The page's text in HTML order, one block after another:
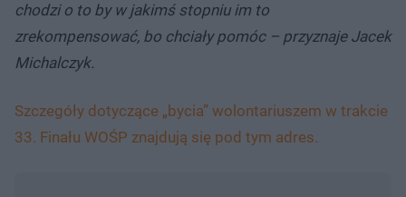
chodzi o to by w jakimś stopniu im to
zrekompensować, bo chciały pomóc – przyznaje Jacek
Michalczyk.
Szczegóły dotyczące „bycia” wolontariuszem w trakcie
33. Finału WOŚP znajdują się pod tym adres.